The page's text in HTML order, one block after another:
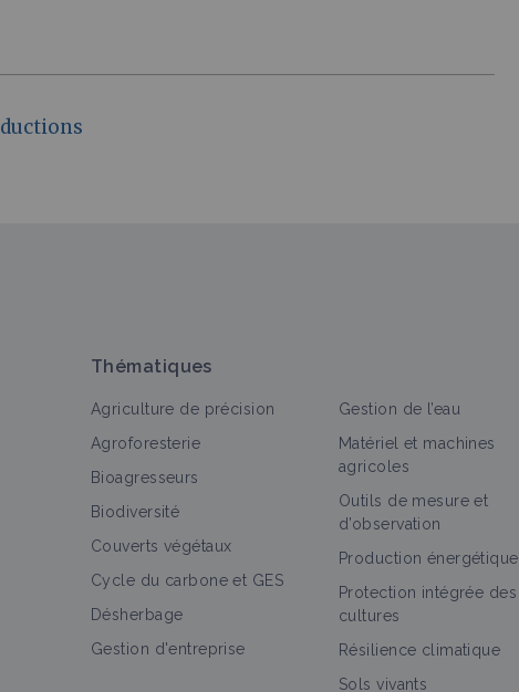
Thématiques
Agriculture de précision
Agroforesterie
Bioagresseurs
Biodiversité
Couverts végétaux
Cycle du carbone et GES
Désherbage
Gestion d'entreprise
Gestion de l’eau
Matériel et machines
agricoles
Outils de mesure et
d’observation
Production énergétique
Protection intégrée des
cultures
Résilience climatique
Sols vivants